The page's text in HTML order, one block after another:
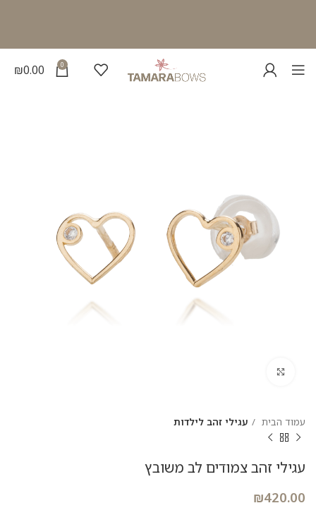
0
₪0.00
עמוד הבית עגילי זהב לילדות
עגילי זהב צמודים לב משובץ
₪420.00